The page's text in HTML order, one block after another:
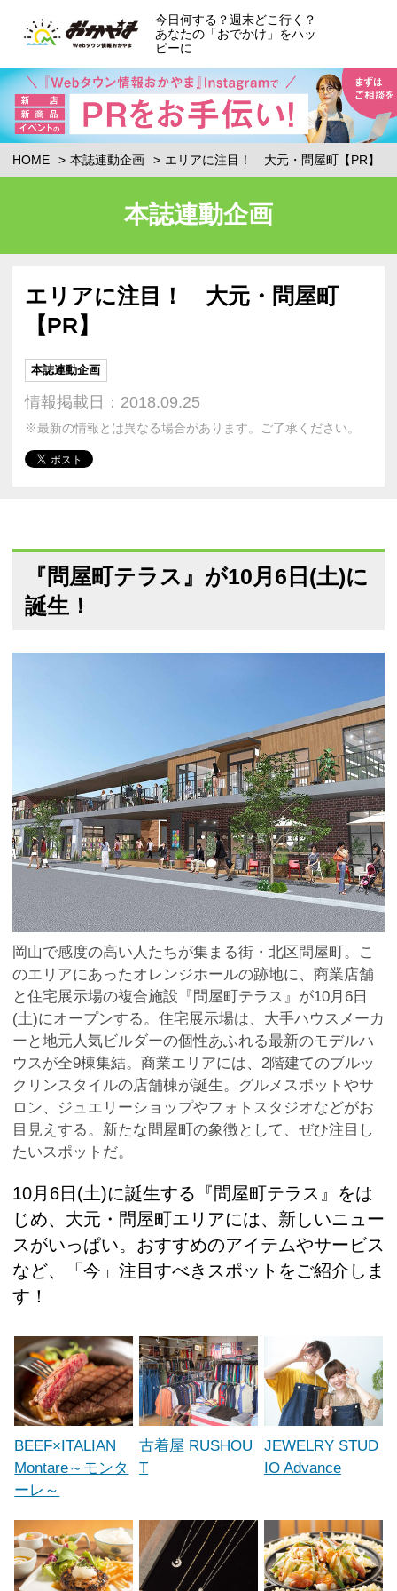
今日何する？週末どこ行く？
あなたの「おでかけ」をハッ
ピーに
HOME 本誌連動企画 エリアに注目！ 大元・問屋町【PR】
本誌連動企画
エリアに注目！ 大元・問屋町
【PR】
本誌連動企画
情報掲載日：2018.09.25
※最新の情報とは異なる場合があります。ご了承ください。
『問屋町テラス』が10月6日(土)に
誕生！
岡山で感度の高い人たちが集まる街・北区問屋町。こ
のエリアにあったオレンジホールの跡地に、商業店舗
と住宅展示場の複合施設『問屋町テラス』が10月6日
(土)にオープンする。住宅展示場は、大手ハウスメーカ
ーと地元人気ビルダーの個性あふれる最新のモデルハ
ウスが全9棟集結。商業エリアには、2階建てのブルッ
クリンスタイルの店舗棟が誕生。グルメスポットやサ
ロン、ジュエリーショップやフォトスタジオなどがお
目見えする。新たな問屋町の象徴として、ぜひ注目し
たいスポットだ。
10月6日(土)に誕生する『問屋町テラス』をは
じめ、大元・問屋町エリアには、新しいニュー
スがいっぱい。おすすめのアイテムやサービス
など、「今」注目すべきスポットをご紹介しま
す！
BEEF×ITALIAN
Montare～モンタ
ーレ～
古着屋 RUSHOU
T
JEWELRY STUD
IO Advance